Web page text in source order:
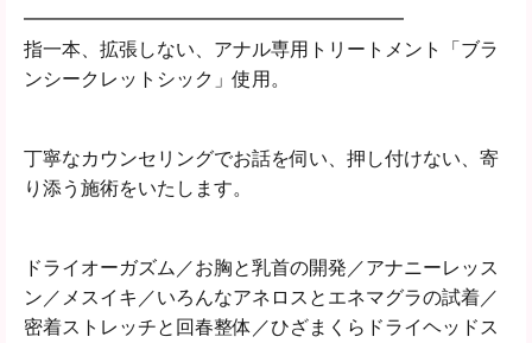
━━━━━━━━━━━━━━━━━━━━
指一本、拡張しない、アナル専用トリートメント「ブラ
ンシークレットシック」使用。
丁寧なカウンセリングでお話を伺い、押し付けない、寄
り添う施術をいたします。
ドライオーガズム／お胸と乳首の開発／アナニーレッス
ン／メスイキ／いろんなアネロスとエネマグラの試着／
密着ストレッチと回春整体／ひざまくらドライヘッドス